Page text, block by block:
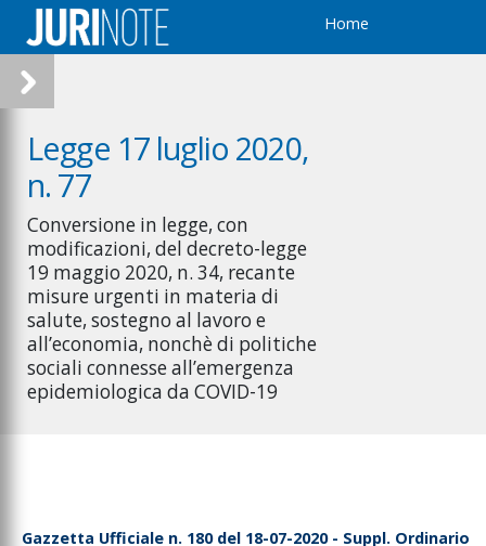
Home
Legge 17 luglio 2020,
n. 77
Conversione in legge, con
modificazioni, del decreto-legge
19 maggio 2020, n. 34, recante
misure urgenti in materia di
salute, sostegno al lavoro e
all’economia, nonchè di politiche
sociali connesse all’emergenza
epidemiologica da COVID-19
Gazzetta Ufficiale n. 180 del 18-07-2020 - Suppl. Ordinario